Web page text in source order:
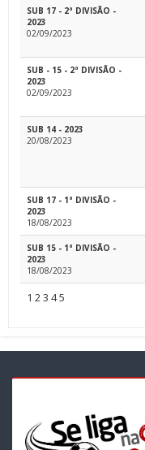
SUB 17 - 2ª DIVISÃO -
2023
02/09/2023
SUB - 15 - 2ª DIVISÃO -
2023
02/09/2023
SUB 14 - 2023
20/08/2023
SUB 17 - 1ª DIVISÃO -
2023
18/08/2023
SUB 15 - 1ª DIVISÃO -
2023
18/08/2023
1 23 45